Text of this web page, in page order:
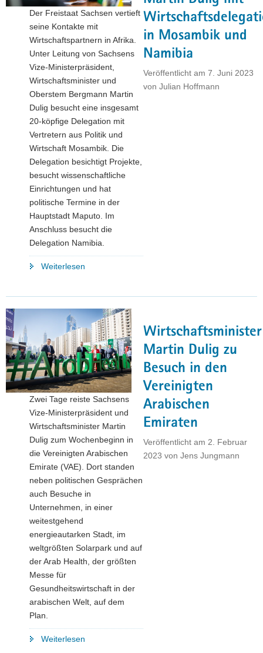
in Mosambik und
Namibia
Veröffentlicht am 7. Juni 2023
von Julian Hoffmann
Der Freistaat Sachsen vertieft
seine Kontakte mit
Wirtschaftspartnern in Afrika.
Unter Leitung von Sachsens
Vize-Ministerpräsident,
Wirtschaftsminister und
Oberstem Bergmann Martin
Dulig besucht eine insgesamt
20-köpfige Delegation mit
Vertretern aus Politik und
Wirtschaft Mosambik. Die
Delegation besichtigt Projekte,
besucht wissenschaftliche
Einrichtungen und hat
politische Termine in der
Hauptstadt Maputo. Im
Anschluss besucht die
Delegation Namibia.
Weiterlesen
MP
Martin
Dulig
mit
Wirtschaftsdelegation
in
Mosambik
und
Namibia"
Wirtschaftsminister
Martin Dulig zu
Besuch in den
Vereinigten
Arabischen
Emiraten
Veröffentlicht am 2. Februar
2023 von Jens Jungmann
Zwei Tage reiste Sachsens
Vize-Ministerpräsident und
Wirtschaftsminister Martin
Dulig zum Wochenbeginn in
die Vereinigten Arabischen
Emirate (VAE). Dort standen
neben politischen Gesprächen
auch Besuche in
Unternehmen, in einer
weitestgehend
energieautarken Stadt, im
weltgrößten Solarpark und auf
der Arab Health, der größten
Messe für
Gesundheitswirtschaft in der
arabischen Welt, auf dem
Plan.
Weiterlesen